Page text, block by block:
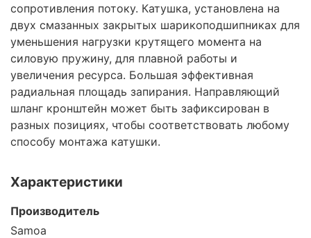
сопротивления потоку. Катушка, установлена на
двух смазанных закрытых шарикоподшипниках для
уменьшения нагрузки крутящего момента на
силовую пружину, для плавной работы и
увеличения ресурса. Большая эффективная
радиальная площадь запирания. Направляющий
шланг кронштейн может быть зафиксирован в
разных позициях, чтобы соответствовать любому
способу монтажа катушки.
Характеристики
Производитель
Samoa